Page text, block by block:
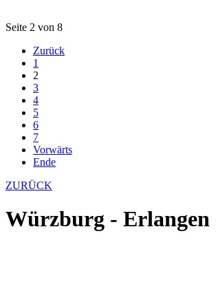
Seite 2 von 8
Zurück
1
2
3
4
5
6
7
Vorwärts
Ende
ZURÜCK
Würzburg - Erlangen